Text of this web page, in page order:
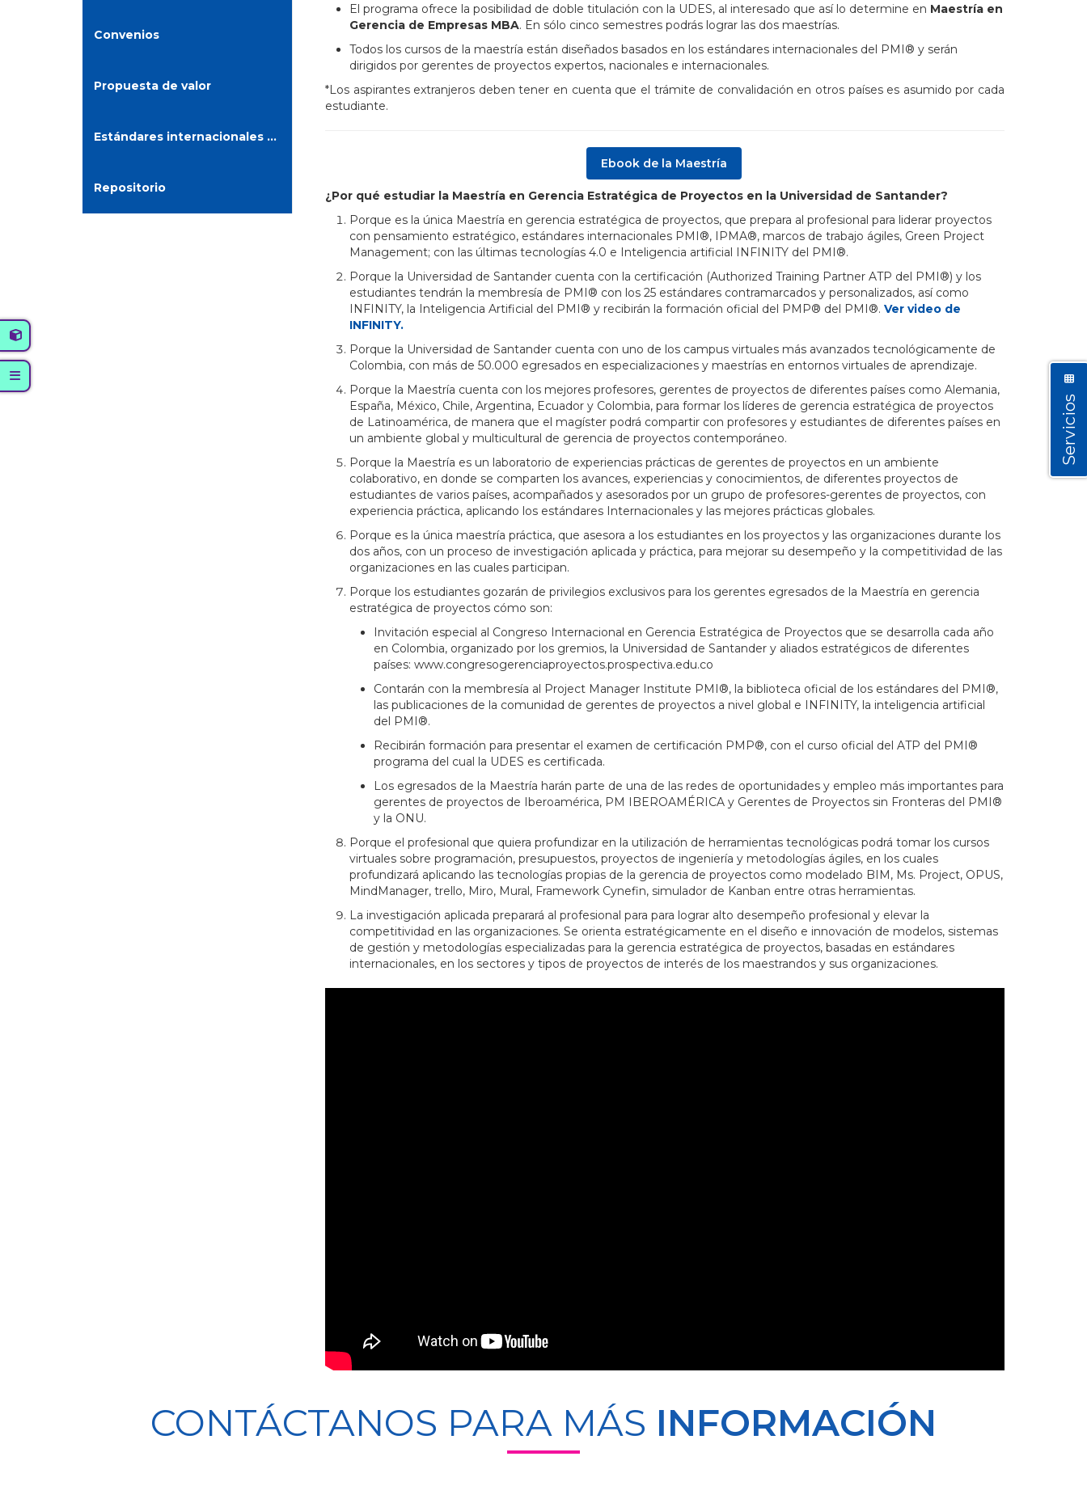
Convenios
Propuesta de valor
Estándares internacionales personalizados
Repositorio
El programa ofrece la posibilidad de doble titulación con la UDES, al interesado que así lo determine en Maestría en
Gerencia de Empresas MBA. En sólo cinco semestres podrás lograr las dos maestrías.
Todos los cursos de la maestría están diseñados basados en los estándares internacionales del PMI® y serán
dirigidos por gerentes de proyectos expertos, nacionales e internacionales.
*Los aspirantes extranjeros deben tener en cuenta que el trámite de convalidación en otros países es asumido por cada
estudiante.
Ebook de la Maestría
¿Por qué estudiar la Maestría en Gerencia Estratégica de Proyectos en la Universidad de Santander?
Porque es la única Maestría en gerencia estratégica de proyectos, que prepara al profesional para liderar proyectos
con pensamiento estratégico, estándares internacionales PMI®, IPMA®, marcos de trabajo ágiles, Green Project
Management; con las últimas tecnologías 4.0 e Inteligencia artificial INFINITY del PMI®.
Porque la Universidad de Santander cuenta con la certificación (Authorized Training Partner ATP del PMI®) y los
estudiantes tendrán la membresía de PMI® con los 25 estándares contramarcados y personalizados, así como
INFINITY, la Inteligencia Artificial del PMI® y recibirán la formación oficial del PMP® del PMI®. Ver video de
INFINITY.
Porque la Universidad de Santander cuenta con uno de los campus virtuales más avanzados tecnológicamente de
Colombia, con más de 50.000 egresados en especializaciones y maestrías en entornos virtuales de aprendizaje.
Porque la Maestría cuenta con los mejores profesores, gerentes de proyectos de diferentes países como Alemania,
España, México, Chile, Argentina, Ecuador y Colombia, para formar los líderes de gerencia estratégica de proyectos
de Latinoamérica, de manera que el magíster podrá compartir con profesores y estudiantes de diferentes países en
un ambiente global y multicultural de gerencia de proyectos contemporáneo.
Porque la Maestría es un laboratorio de experiencias prácticas de gerentes de proyectos en un ambiente
colaborativo, en donde se comparten los avances, experiencias y conocimientos, de diferentes proyectos de
estudiantes de varios países, acompañados y asesorados por un grupo de profesores-gerentes de proyectos, con
experiencia práctica, aplicando los estándares Internacionales y las mejores prácticas globales.
Porque es la única maestría práctica, que asesora a los estudiantes en los proyectos y las organizaciones durante los
dos años, con un proceso de investigación aplicada y práctica, para mejorar su desempeño y la competitividad de las
organizaciones en las cuales participan.
Porque los estudiantes gozarán de privilegios exclusivos para los gerentes egresados de la Maestría en gerencia
estratégica de proyectos cómo son:
Invitación especial al Congreso Internacional en Gerencia Estratégica de Proyectos que se desarrolla cada año
en Colombia, organizado por los gremios, la Universidad de Santander y aliados estratégicos de diferentes
países: www.congresogerenciaproyectos.prospectiva.edu.co
Contarán con la membresía al Project Manager Institute PMI®, la biblioteca oficial de los estándares del PMI®,
las publicaciones de la comunidad de gerentes de proyectos a nivel global e INFINITY, la inteligencia artificial
del PMI®.
Recibirán formación para presentar el examen de certificación PMP®, con el curso oficial del ATP del PMI®
programa del cual la UDES es certificada.
Los egresados de la Maestría harán parte de una de las redes de oportunidades y empleo más importantes para
gerentes de proyectos de Iberoamérica, PM IBEROAMÉRICA y Gerentes de Proyectos sin Fronteras del PMI®
y la ONU.
Porque el profesional que quiera profundizar en la utilización de herramientas tecnológicas podrá tomar los cursos
virtuales sobre programación, presupuestos, proyectos de ingeniería y metodologías ágiles, en los cuales
profundizará aplicando las tecnologías propias de la gerencia de proyectos como modelado BIM, Ms. Project, OPUS,
MindManager, trello, Miro, Mural, Framework Cynefin, simulador de Kanban entre otras herramientas.
La investigación aplicada preparará al profesional para para lograr alto desempeño profesional y elevar la
competitividad en las organizaciones. Se orienta estratégicamente en el diseño e innovación de modelos, sistemas
de gestión y metodologías especializadas para la gerencia estratégica de proyectos, basadas en estándares
internacionales, en los sectores y tipos de proyectos de interés de los maestrandos y sus organizaciones.
CONTÁCTANOS PARA MÁS INFORMACIÓN
Servicios